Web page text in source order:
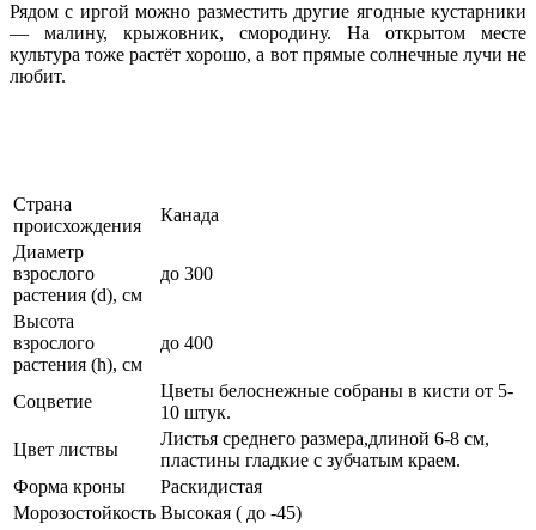
Рядом с иргой можно разместить другие ягодные кустарники
— малину, крыжовник, смородину. На открытом месте
культура тоже растёт хорошо, а вот прямые солнечные лучи не
любит.
Страна
происхождения
Канада
Диаметр
взрослого
растения (d), см
до 300
Высота
взрослого
растения (h), см
до 400
Соцветие
Цветы белоснежные собраны в кисти от 5-
10 штук.
Цвет листвы
Листья среднего размера,длиной 6-8 см,
пластины гладкие с зубчатым краем.
Форма кроны
Раскидистая
Морозостойкость Высокая ( до -45)